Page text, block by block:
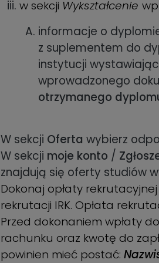
w sekcji Wykształcenie
informacje o
z suplementem do
instytucji
wprowadzonego
otrzymanego
W sekcji Oferta wybierz
W sekcji moje konto /
znajdują się oferty studiów
Dokonaj opłaty
rekrutacji IRK. Opłata
Przed dokonaniem wpłaty
rachunku oraz kwotę do
powinien mieć postać: